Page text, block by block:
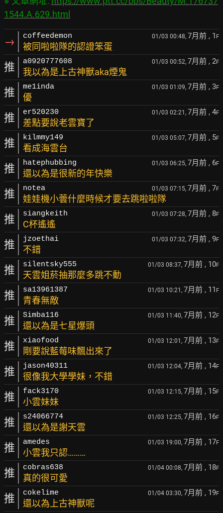
1544.A.629.html
→ coffeedemon 01/03 00:48, 7月前 , 1 F
被同啦啦隊的認證笨蛋
推 a0920777608 01/03 00:52, 7月前 , 2F
我以為是上古神獸aka煙鬼
推 me1inda 01/03 01:09, 7月前 , 3F
優
推 er520230 01/03 02:21, 7月前 , 4F
差點要說老雲寶了
推 kilmmy149 01/03 05:07, 7月前 , 5F
看成海雲台
推 hatephubbing 01/03 06:25, 7月前 , 6F
還以為是很新的年快樂
推 notea 01/03 07:15, 7月前 , 7F
娃娃機小蕓什麼時候才要去跳啦啦隊
推 siangkeith 01/03 07:28, 7月前 , 8F
C杯遙遙
推 jzoethai 01/03 07:32, 7月前 , 9F
不錯
推 silentsky555 01/03 08:37, 7月前 , 10F
天雲姐菸抽那麼多跳不動
推 sa13961387 01/03 10:21, 7月前 , 11 F
青春無敵
推 Simba116 01/03 11:40, 7月前 , 12F
還以為是七星爆頭
推 xiaofood 01/03 12:01, 7月前 , 13F
剛要說藍莓味飄出來了
推 jason40311 01/03 12:04, 7月前 , 14F
很像我大學學妹，不錯
推 fack3170 01/03 12:15, 7月前 , 15F
小雲妹妹
推 s24066774 01/03 12:25, 7月前 , 16F
還以為是謝天雲
推 amedes 01/03 19:00, 7月前 , 17F
小雲我只認………
推 cobras638 01/04 00:08, 7月前 , 18F
真的很可愛
推 cokelime 01/04 03:30, 7月前 , 19F
還以為上古神獸呢